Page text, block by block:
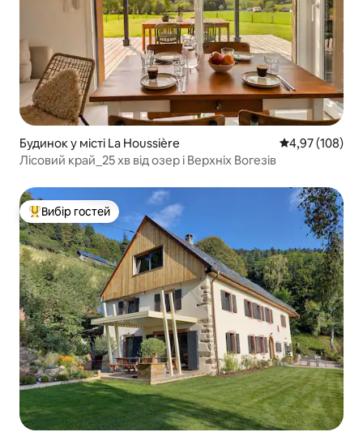
Будинок у місті La Houssière Середня
4,97 (108)
Лісовий край_25 хв від озер і Верхніх Вогезів
Топ вибір гостей
Вибір гостей